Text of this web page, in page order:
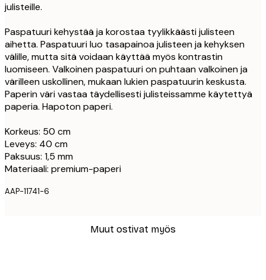
julisteille.
Paspatuuri kehystää ja korostaa tyylikkäästi julisteen
aihetta. Paspatuuri luo tasapainoa julisteen ja kehyksen
välille, mutta sitä voidaan käyttää myös kontrastin
luomiseen. Valkoinen paspatuuri on puhtaan valkoinen ja
värilleen uskollinen, mukaan lukien paspatuurin keskusta.
Paperin väri vastaa täydellisesti julisteissamme käytettyä
paperia. Hapoton paperi.
Korkeus: 50 cm
Leveys: 40 cm
Paksuus: 1,5 mm
Materiaali: premium-paperi
AAP-11741-6
Muut ostivat myös